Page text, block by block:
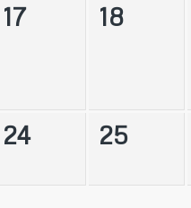
17 18
24 25